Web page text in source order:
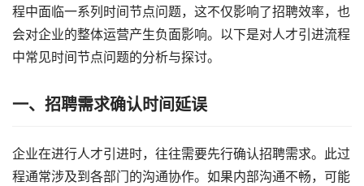
程中面临一系列时间节点问题，这不仅影响了招聘效率，也
会对企业的整体运营产生负面影响。以下是对人才引进流程
中常见时间节点问题的分析与探讨。
一、 招聘需求确认时间延误
企业在进行人才引进时，往往需要先行确认招聘需求。此过
程通常涉及到各部门的沟通协作。如果内部沟通不畅，可能